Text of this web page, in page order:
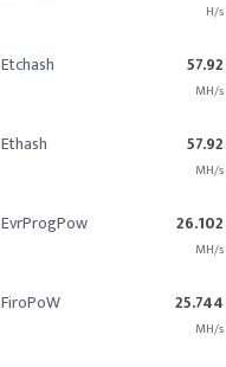
H/s
Etchash 57.92
MH/s
Ethash 57.92
MH/s
EvrProgPow 26.102
MH/s
FiroPoW 25.744
MH/s